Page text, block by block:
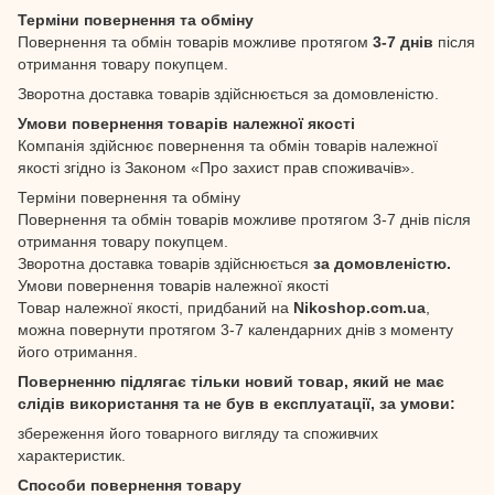
Терміни повернення та обміну
Повернення та обмін товарів можливе протягом 3-7 днів після
отримання товару покупцем.
Зворотна доставка товарів здійснюється за домовленістю.
Умови повернення товарів належної якості
Компанія здійснює повернення та обмін товарів належної
якості згідно із Законом «Про захист прав споживачів».
Терміни повернення та обміну
Повернення та обмін товарів можливе протягом 3-7 днів після
отримання товару покупцем.
Зворотна доставка товарів здійснюється за домовленістю.
Умови повернення товарів належної якості
Товар належної якості, придбаний на Nikoshop.com.ua
можна повернути протягом 3-7 календарних днів з моменту
його отримання.
Поверненню підлягає тільки новий товар, який не має
слідів використання та не був в експлуатації, за умови:
збереження його товарного вигляду та споживчих
характеристик.
Способи повернення товару